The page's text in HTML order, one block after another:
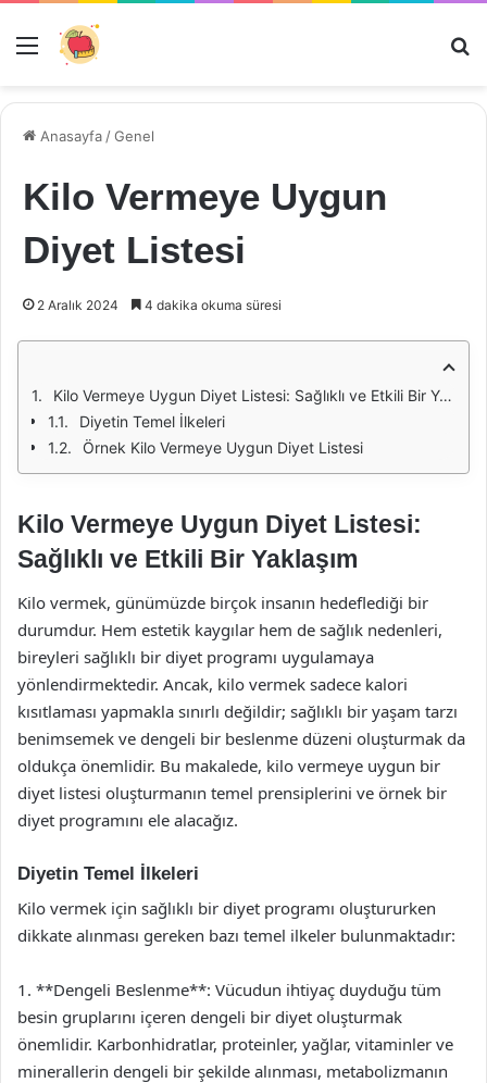
Menü
Anasayfa /Genel
Kilo Vermeye Uygun
Diyet Listesi
2 Aralık 2024 4 dakika okuma süresi
Kilo Vermeye Uygun Diyet Listesi: Sağlıklı ve Etkili Bir Yaklaşım
Diyetin Temel İlkeleri
Örnek Kilo Vermeye Uygun Diyet Listesi
Kilo Vermeye Uygun Diyet Listesi:
Sağlıklı ve Etkili Bir Yaklaşım
Kilo vermek, günümüzde birçok insanın hedeflediği bir
durumdur. Hem estetik kaygılar hem de sağlık nedenleri,
bireyleri sağlıklı bir diyet programı uygulamaya
yönlendirmektedir. Ancak, kilo vermek sadece kalori
kısıtlaması yapmakla sınırlı değildir; sağlıklı bir yaşam tarzı
benimsemek ve dengeli bir beslenme düzeni oluşturmak da
oldukça önemlidir. Bu makalede, kilo vermeye uygun bir
diyet listesi oluşturmanın temel prensiplerini ve örnek bir
diyet programını ele alacağız.
Diyetin Temel İlkeleri
Kilo vermek için sağlıklı bir diyet programı oluştururken
dikkate alınması gereken bazı temel ilkeler bulunmaktadır:
1. **Dengeli Beslenme**: Vücudun ihtiyaç duyduğu tüm
besin gruplarını içeren dengeli bir diyet oluşturmak
önemlidir. Karbonhidratlar, proteinler, yağlar, vitaminler ve
minerallerin dengeli bir şekilde alınması, metabolizmanın